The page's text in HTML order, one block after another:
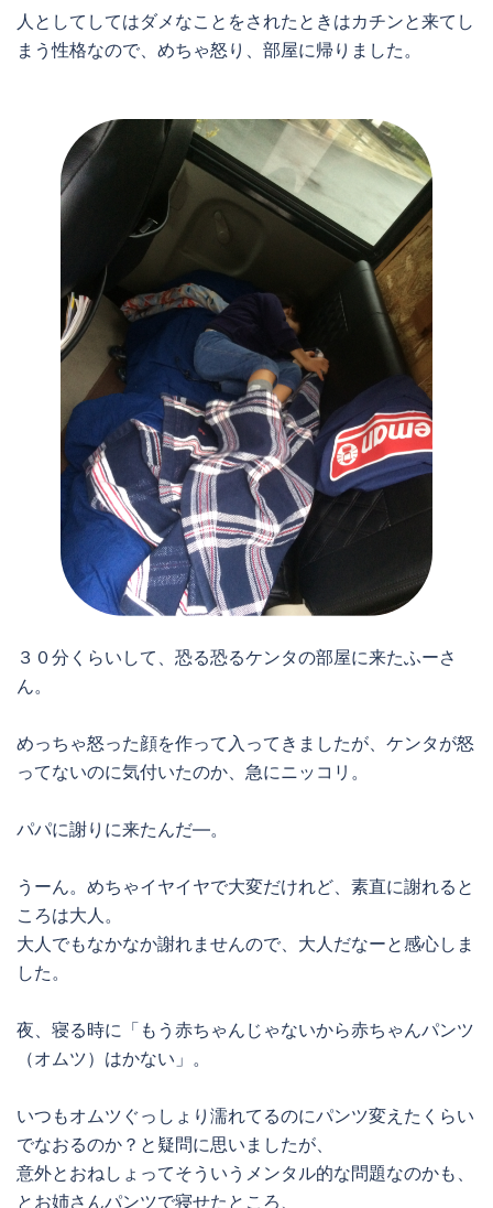
人としてしてはダメなことをされたときはカチンと来てし
まう性格なので、めちゃ怒り、部屋に帰りました。
３０分くらいして、恐る恐るケンタの部屋に来たふーさ
ん。
めっちゃ怒った顔を作って入ってきましたが、ケンタが怒
ってないのに気付いたのか、急にニッコリ。
パパに謝りに来たんだ―。
うーん。めちゃイヤイヤで大変だけれど、素直に謝れると
ころは大人。
大人でもなかなか謝れませんので、大人だなーと感心しま
した。
夜、寝る時に「もう赤ちゃんじゃないから赤ちゃんパンツ
（オムツ）はかない」。
いつもオムツぐっしょり濡れてるのにパンツ変えたくらい
でなおるのか？と疑問に思いましたが、
意外とおねしょってそういうメンタル的な問題なのかも、
とお姉さんパンツで寝せたところ、